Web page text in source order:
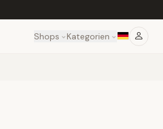
Shops Kategorien